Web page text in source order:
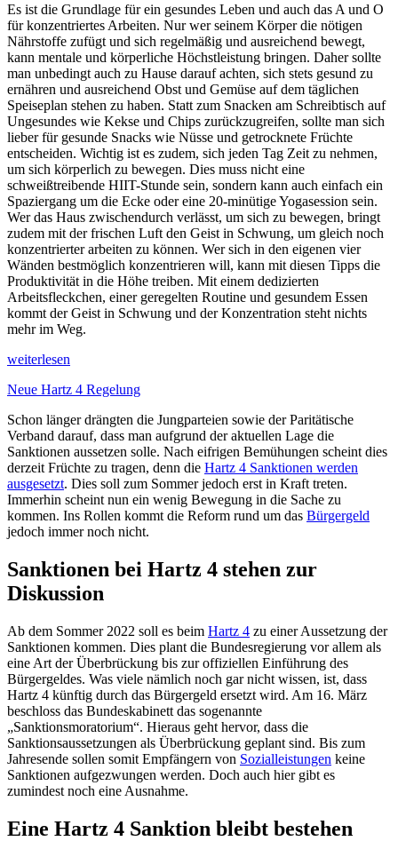
Es ist die Grundlage für ein gesundes Leben und auch das A und O
für konzentriertes Arbeiten. Nur wer seinem Körper die nötigen
Nährstoffe zufügt und sich regelmäßig und ausreichend bewegt,
kann mentale und körperliche Höchstleistung bringen. Daher sollte
man unbedingt auch zu Hause darauf achten, sich stets gesund zu
ernähren und ausreichend Obst und Gemüse auf dem täglichen
Speiseplan stehen zu haben. Statt zum Snacken am Schreibtisch auf
Ungesundes wie Kekse und Chips zurückzugreifen, sollte man sich
lieber für gesunde Snacks wie Nüsse und getrocknete Früchte
entscheiden. Wichtig ist es zudem, sich jeden Tag Zeit zu nehmen,
um sich körperlich zu bewegen. Dies muss nicht eine
schweißtreibende HIIT-Stunde sein, sondern kann auch einfach ein
Spaziergang um die Ecke oder eine 20-minütige Yogasession sein.
Wer das Haus zwischendurch verlässt, um sich zu bewegen, bringt
zudem mit der frischen Luft den Geist in Schwung, um gleich noch
konzentrierter arbeiten zu können. Wer sich in den eigenen vier
Wänden bestmöglich konzentrieren will, kann mit diesen Tipps die
Produktivität in die Höhe treiben. Mit einem dedizierten
Arbeitsfleckchen, einer geregelten Routine und gesundem Essen
kommt der Geist in Schwung und der Konzentration steht nichts
mehr im Weg.
weiterlesen
Neue Hartz 4 Regelung
Schon länger drängten die Jungparteien sowie der Paritätische
Verband darauf, dass man aufgrund der aktuellen Lage die
Sanktionen aussetzen solle. Nach eifrigen Bemühungen scheint dies
derzeit Früchte zu tragen, denn die Hartz 4 Sanktionen werden
ausgesetzt. Dies soll zum Sommer jedoch erst in Kraft treten.
Immerhin scheint nun ein wenig Bewegung in die Sache zu
kommen. Ins Rollen kommt die Reform rund um das Bürgergeld
jedoch immer noch nicht.
Sanktionen bei Hartz 4 stehen zur
Diskussion
Ab dem Sommer 2022 soll es beim Hartz 4 zu einer Aussetzung der
Sanktionen kommen. Dies plant die Bundesregierung vor allem als
eine Art der Überbrückung bis zur offiziellen Einführung des
Bürgergeldes. Was viele nämlich noch gar nicht wissen, ist, dass
Hartz 4 künftig durch das Bürgergeld ersetzt wird. Am 16. März
beschloss das Bundeskabinett das sogenannte
„Sanktionsmoratorium“. Hieraus geht hervor, dass die
Sanktionsaussetzungen als Überbrückung geplant sind. Bis zum
Jahresende sollen somit Empfängern von Sozialleistungen keine
Sanktionen aufgezwungen werden. Doch auch hier gibt es
zumindest noch eine Ausnahme.
Eine Hartz 4 Sanktion bleibt bestehen